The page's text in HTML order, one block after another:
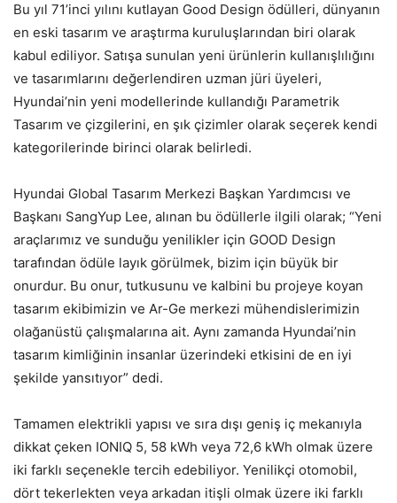
Bu yıl 71’inci yılını kutlayan Good Design ödülleri, dünyanın
en eski tasarım ve araştırma kuruluşlarından biri olarak
kabul ediliyor. Satışa sunulan yeni ürünlerin kullanışlılığını
ve tasarımlarını değerlendiren uzman jüri üyeleri,
Hyundai’nin yeni modellerinde kullandığı Parametrik
Tasarım ve çizgilerini, en şık çizimler olarak seçerek kendi
kategorilerinde birinci olarak belirledi.
Hyundai Global Tasarım Merkezi Başkan Yardımcısı ve
Başkanı SangYup Lee, alınan bu ödüllerle ilgili olarak; “Yeni
araçlarımız ve sunduğu yenilikler için GOOD Design
tarafından ödüle layık görülmek, bizim için büyük bir
onurdur. Bu onur, tutkusunu ve kalbini bu projeye koyan
tasarım ekibimizin ve Ar-Ge merkezi mühendislerimizin
olağanüstü çalışmalarına ait. Aynı zamanda Hyundai’nin
tasarım kimliğinin insanlar üzerindeki etkisini de en iyi
şekilde yansıtıyor” dedi.
Tamamen elektrikli yapısı ve sıra dışı geniş iç mekanıyla
dikkat çeken IONIQ 5, 58 kWh veya 72,6 kWh olmak üzere
iki farklı seçenekle tercih edebiliyor. Yenilikçi otomobil,
dört tekerlekten veya arkadan itişli olmak üzere iki farklı